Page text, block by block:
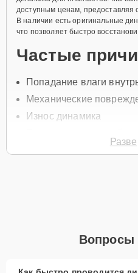
доступным ценам, предоставляя
В наличии есть оригинальные
что позволяет быстро
Частые
Попадание влаги
Механические
Износ динамика
Засорение пылью и
сервиса
Вопросы